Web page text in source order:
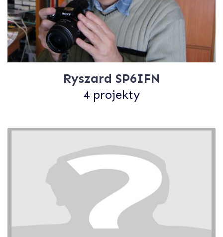
Ryszard SP6IFN
4 projekty